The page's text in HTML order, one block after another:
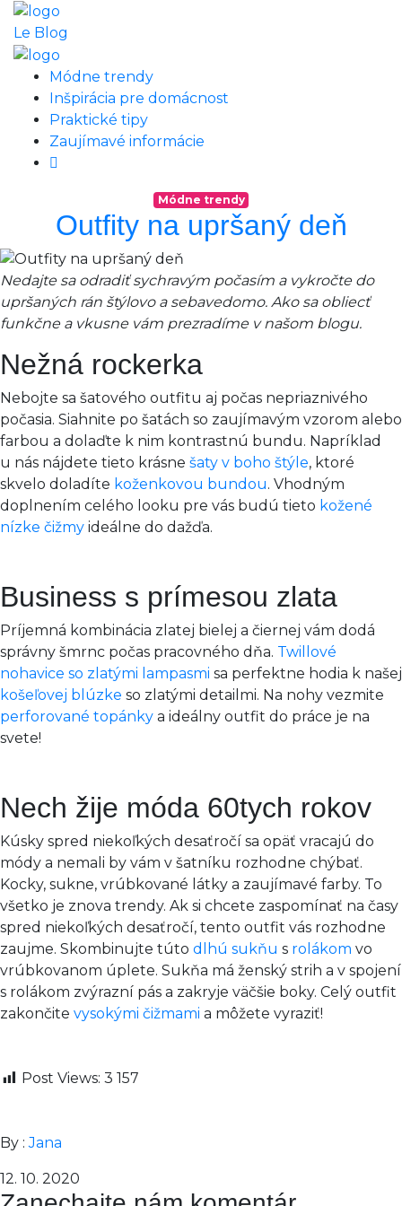
Le Blog
Módne trendy
Inšpirácia pre domácnost
Praktické tipy
Zaujímavé informácie
Módne trendy
Outfity na upršaný deň
Nedajte sa odradiť sychravým počasím a vykročte do
upršaných rán štýlovo a sebavedomo. Ako sa obliecť
funkčne a vkusne vám prezradíme v našom blogu.
Nežná rockerka
Nebojte sa šatového outfitu aj počas nepriaznivého
počasia. Siahnite po šatách so zaujímavým vzorom alebo
farbou a dolaďte k nim kontrastnú bundu. Napríklad
u nás nájdete tieto krásne šaty v boho štýle, ktoré
skvelo doladíte koženkovou bundou. Vhodným
doplnením celého looku pre vás budú tieto kožené
nízke čižmy ideálne do dažďa.
Business s prímesou zlata
Príjemná kombinácia zlatej bielej a čiernej vám dodá
správny šmrnc počas pracovného dňa. Twillové
nohavice so zlatými lampasmi sa perfektne hodia k našej
košeľovej blúzke so zlatými detailmi. Na nohy vezmite
perforované topánky a ideálny outfit do práce je na
svete!
Nech žije móda 60tych rokov
Kúsky spred niekoľkých desaťročí sa opäť vracajú do
módy a nemali by vám v šatníku rozhodne chýbať.
Kocky, sukne, vrúbkované látky a zaujímavé farby. To
všetko je znova trendy. Ak si chcete zaspomínať na časy
spred niekoľkých desaťročí, tento outfit vás rozhodne
zaujme. Skombinujte túto dlhú sukňu s rolákom vo
vrúbkovanom úplete. Sukňa má ženský strih a v spojení
s rolákom zvýrazní pás a zakryje väčšie boky. Celý outfit
zakončite vysokými čižmami a môžete vyraziť!
Post Views: 3 157
By :Jana
12. 10. 2020